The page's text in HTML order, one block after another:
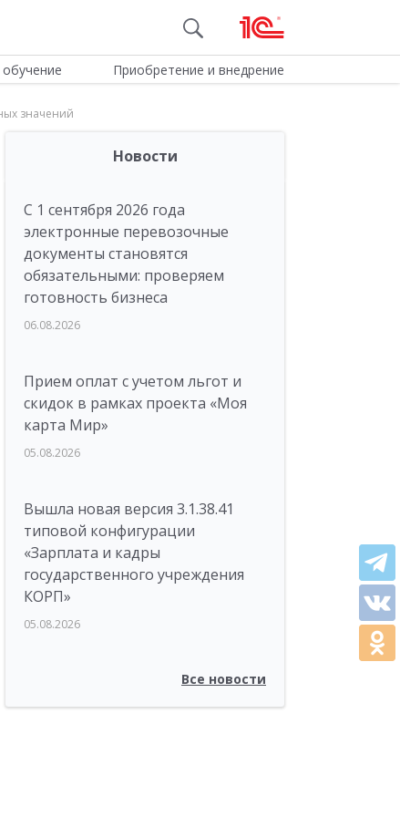
Приобретение и внедрение
значений
Новости
С 1 сентября 2026 года
электронные перевозочные
документы становятся
обязательными: проверяем
готовность бизнеса
06.08.2026
Прием оплат с учетом льгот и
скидок в рамках проекта «Моя
карта Мир»
05.08.2026
Вышла новая версия 3.1.38.41
типовой конфигурации
«Зарплата и кадры
государственного учреждения
КОРП»
05.08.2026
Все новости